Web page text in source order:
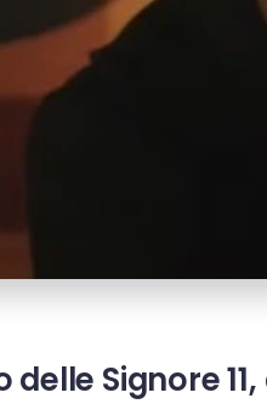
delle Signore